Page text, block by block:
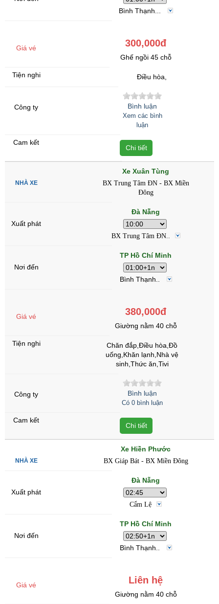
Bình Thạnh...
300,000đ
Ghế ngồi 45 chỗ
Điều hòa,
Bình luận
Xem các bình
luận
Chi tiết
Xe Xuân Tùng
BX Trung Tâm ĐN - BX Miền
Đông
Đà Nẵng
BX Trung Tâm ĐN..
TP Hồ Chí Minh
Bình Thạnh..
380,000đ
Giường nằm 40 chỗ
Chăn đắp,Điều hòa,Đồ
uống,Khăn lạnh,Nhà vệ
sinh,Thức ăn,Tivi
Bình luận
Có 0 bình luận
Chi tiết
Xe Hiền Phước
BX Giáp Bát - BX Miền Đông
Đà Nẵng
Cẩm Lệ
TP Hồ Chí Minh
Bình Thạnh..
Liên hệ
Giường nằm 40 chỗ